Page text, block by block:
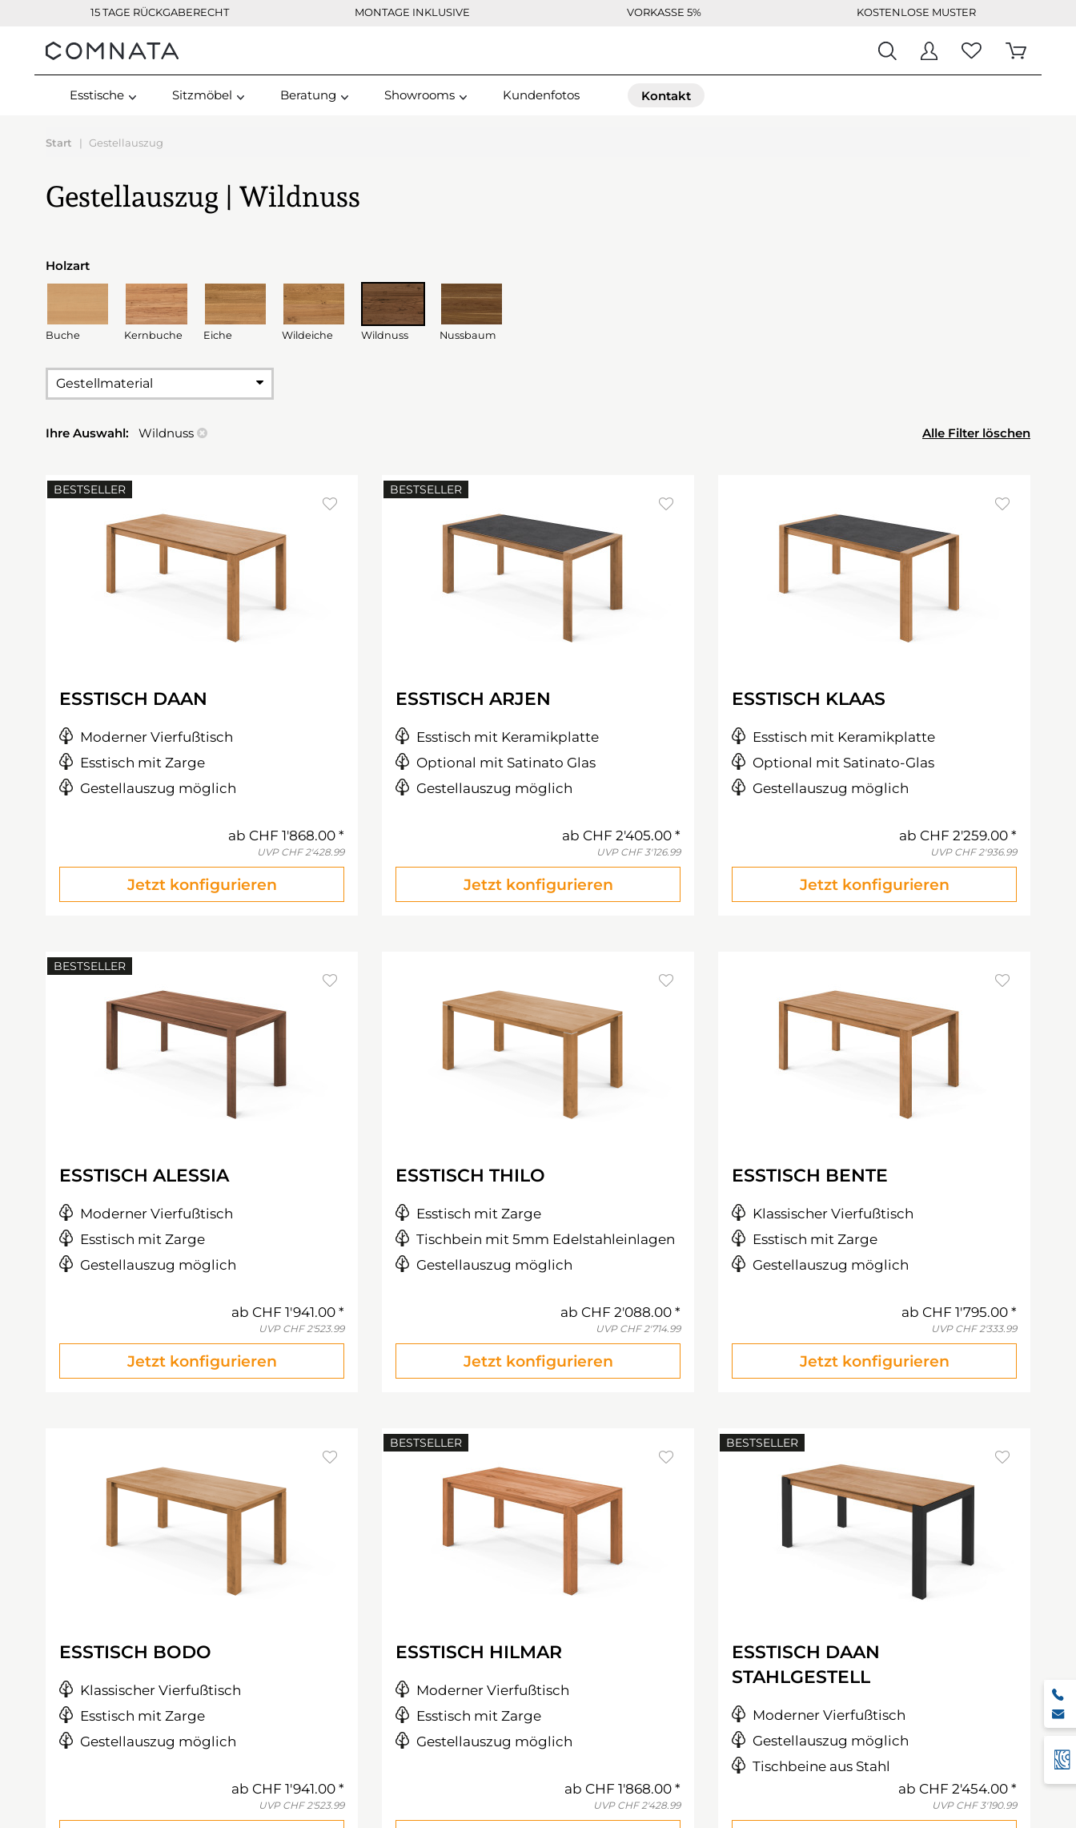
15 TAGE RÜCKGABERECHT MONTAGE INKLUSIVE VORKASSE 5% KOSTENLOSE MUSTER
Kontakt
Esstische Sitzmöbel Beratung Showrooms Kundenfotos Kontakt
Start Gestellauszug
Gestellauszug | Wildnuss
Holzart
Buche Kernbuche Eiche Wildeiche Wildnuss Nussbaum
Gestellmaterial
Ihre Auswahl: Wildnuss Alle Filter löschen
BESTSELLER
ESSTISCH DAAN
Moderner Vierfußtisch
Esstisch mit Zarge
Gestellauszug möglich
ab CHF 1'868.00
UVP CHF 2'428.99
Jetzt konfigurieren
BESTSELLER
ESSTISCH ARJEN
Esstisch mit Keramikplatte
Optional mit Satinato Glas
Gestellauszug möglich
ab CHF 2'405.00
UVP CHF 3'126.99
Jetzt konfigurieren
ESSTISCH KLAAS
Esstisch mit Keramikplatte
Optional mit Satinato-Glas
Gestellauszug möglich
ab CHF 2'259.00
UVP CHF 2'936.99
Jetzt konfigurieren
BESTSELLER
ESSTISCH ALESSIA
Moderner Vierfußtisch
Esstisch mit Zarge
Gestellauszug möglich
ab CHF 1'941.00
UVP CHF 2'523.99
Jetzt konfigurieren
ESSTISCH THILO
Esstisch mit Zarge
Tischbein mit 5mm Edelstahleinlagen
Gestellauszug möglich
ab CHF 2'088.00
UVP CHF 2'714.99
Jetzt konfigurieren
ESSTISCH BENTE
Klassischer Vierfußtisch
Esstisch mit Zarge
Gestellauszug möglich
ab CHF 1'795.00
UVP CHF 2'333.99
Jetzt konfigurieren
ESSTISCH BODO
Klassischer Vierfußtisch
Esstisch mit Zarge
Gestellauszug möglich
ab CHF 1'941.00
UVP CHF 2'523.99
BESTSELLER
ESSTISCH HILMAR
Moderner Vierfußtisch
Esstisch mit Zarge
Gestellauszug möglich
ab CHF 1'868.00
UVP CHF 2'428.99
BESTSELLER
ESSTISCH DAAN
STAHLGESTELL
Moderner Vierfußtisch
Gestellauszug möglich
Tischbeine aus Stahl
ab CHF 2'454.00
UVP CHF 3'190.99